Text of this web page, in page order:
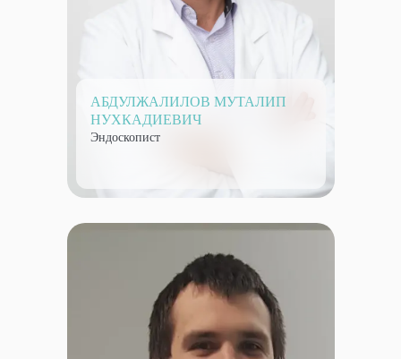
АБДУЛЖАЛИЛОВ МУТАЛИП
НУХКАДИЕВИЧ
Эндоскопист